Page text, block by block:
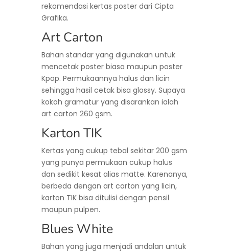
rekomendasi kertas poster dari Cipta
Grafika.
Art Carton
Bahan standar yang digunakan untuk
mencetak poster biasa maupun poster
Kpop. Permukaannya halus dan licin
sehingga hasil cetak bisa glossy. Supaya
kokoh gramatur yang disarankan ialah
art carton 260 gsm.
Karton TIK
Kertas yang cukup tebal sekitar 200 gsm
yang punya permukaan cukup halus
dan sedikit kesat alias matte. Karenanya,
berbeda dengan art carton yang licin,
karton TIK bisa ditulisi dengan pensil
maupun pulpen.
Blues White
Bahan yang juga menjadi andalan untuk